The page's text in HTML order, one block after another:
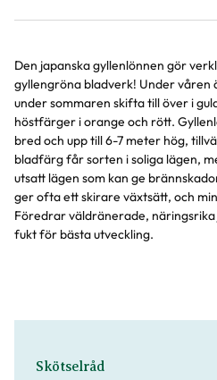
Den japanska gyllenlönnen gör
gyllengröna bladverk! Under
under sommaren skifta till över i
höstfärger i orange och rött.
bred och upp till 6-7 meter hög,
bladfärg får sorten i soliga lägen,
utsatt lägen som kan ge
ger ofta ett skirare växtsätt, och
Föredrar väldränerade,
fukt för bästa utveckling.
Skötselråd